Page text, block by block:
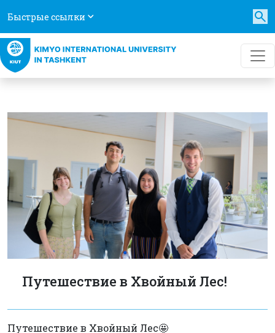
Быстрые ссылки
Путешествие в Хвойный Лес!
Путешествие в Хвойный Лес🤩